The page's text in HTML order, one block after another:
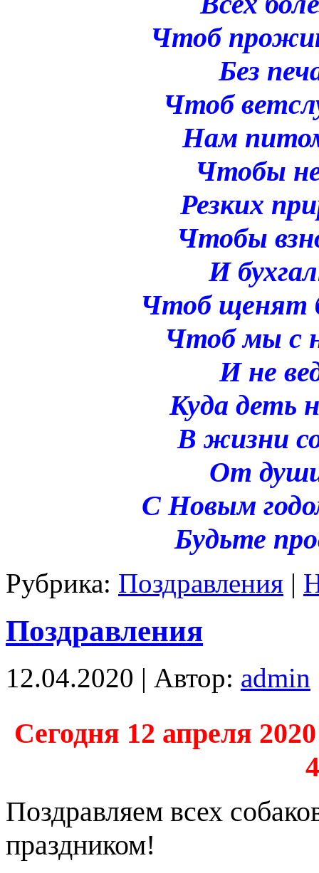
Чтоб
Без
Чтоб
Нам
Чтобы
Резких
Чтобы
И
Чтоб щенят
Чтоб мы с
И не
Куда деть
В жизни
От
С Новым
Будьте
Рубрика: Поздравления |
Поздравления
12.04.2020 | Автор: admin
Сегодня 12 апреля
Поздравляем всех
праздником!